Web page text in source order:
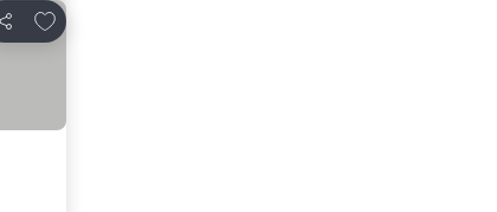
Teilen
Zu Favoriten hinzufügen